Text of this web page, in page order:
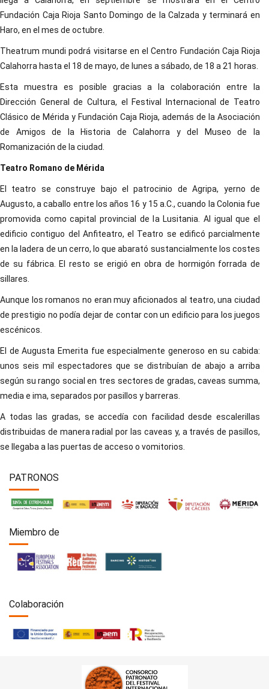
Fundación Caja Rioja Santo Domingo de la Calzada y terminará en
Haro, en el mes de octubre.
Theatrum mundi podrá visitarse en el Centro Fundación Caja Rioja
Calahorra hasta el 18 de mayo, de lunes a sábado, de 18 a 21 horas.
Esta muestra es posible gracias a la colaboración entre la
Dirección General de Cultura, el Festival Internacional de Teatro
Clásico de Mérida y Fundación Caja Rioja, además de la Asociación
de Amigos de la Historia de Calahorra y del Museo de la
Romanización de la ciudad.
Teatro Romano de Mérida
El teatro se construye bajo el patrocinio de Agripa, yerno de
Augusto, a caballo entre los años 16 y 15 a.C., cuando la Colonia fue
promovida como capital provincial de la Lusitania. Al igual que el
edificio contiguo del Anfiteatro, el Teatro se edificó parcialmente
en la ladera de un cerro, lo que abarató sustancialmente los costes
de su fábrica. El resto se erigió en obra de hormigón forrada de
sillares.
Aunque los romanos no eran muy aficionados al teatro, una ciudad
de prestigio no podía dejar de contar con un edificio para los juegos
escénicos.
El de Augusta Emerita fue especialmente generoso en su cabida:
unos seis mil espectadores que se distribuían de abajo a arriba
según su rango social en tres sectores de gradas, caveas summa,
media e ima, separados por pasillos y barreras.
A todas las gradas, se accedía con facilidad desde escalerillas
distribuidas de manera radial por las caveas y, a través de pasillos,
se llegaba a las puertas de acceso o vomitorios.
PATRONOS
Miembro de
Colaboración